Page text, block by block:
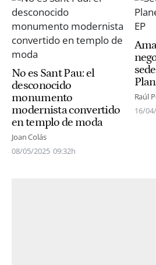
No es Sant Pau: el
desconocido
monumento
modernista convertido
en templo de moda
Joan Colás
08/05/2025 09:32h
Raúl
16/